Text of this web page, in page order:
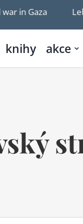
Lebanon, Israel
knihy akce